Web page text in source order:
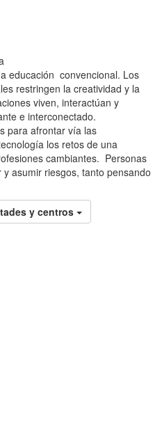
educación convencional. Los
restringen la creatividad y la
viven, interactúan y
e interconectado.
para afrontar vía las
los retos de una
cambiantes. Personas
asumir riesgos, tanto pensando
y centros